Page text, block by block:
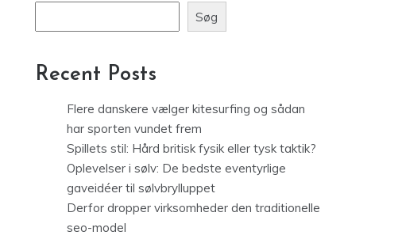
Søg
Recent Posts
Flere danskere vælger kitesurfing og sådan
har sporten vundet frem
Spillets stil: Hård britisk fysik eller tysk taktik?
Oplevelser i sølv: De bedste eventyrlige
gaveidéer til sølvbrylluppet
Derfor dropper virksomheder den traditionelle
seo-model